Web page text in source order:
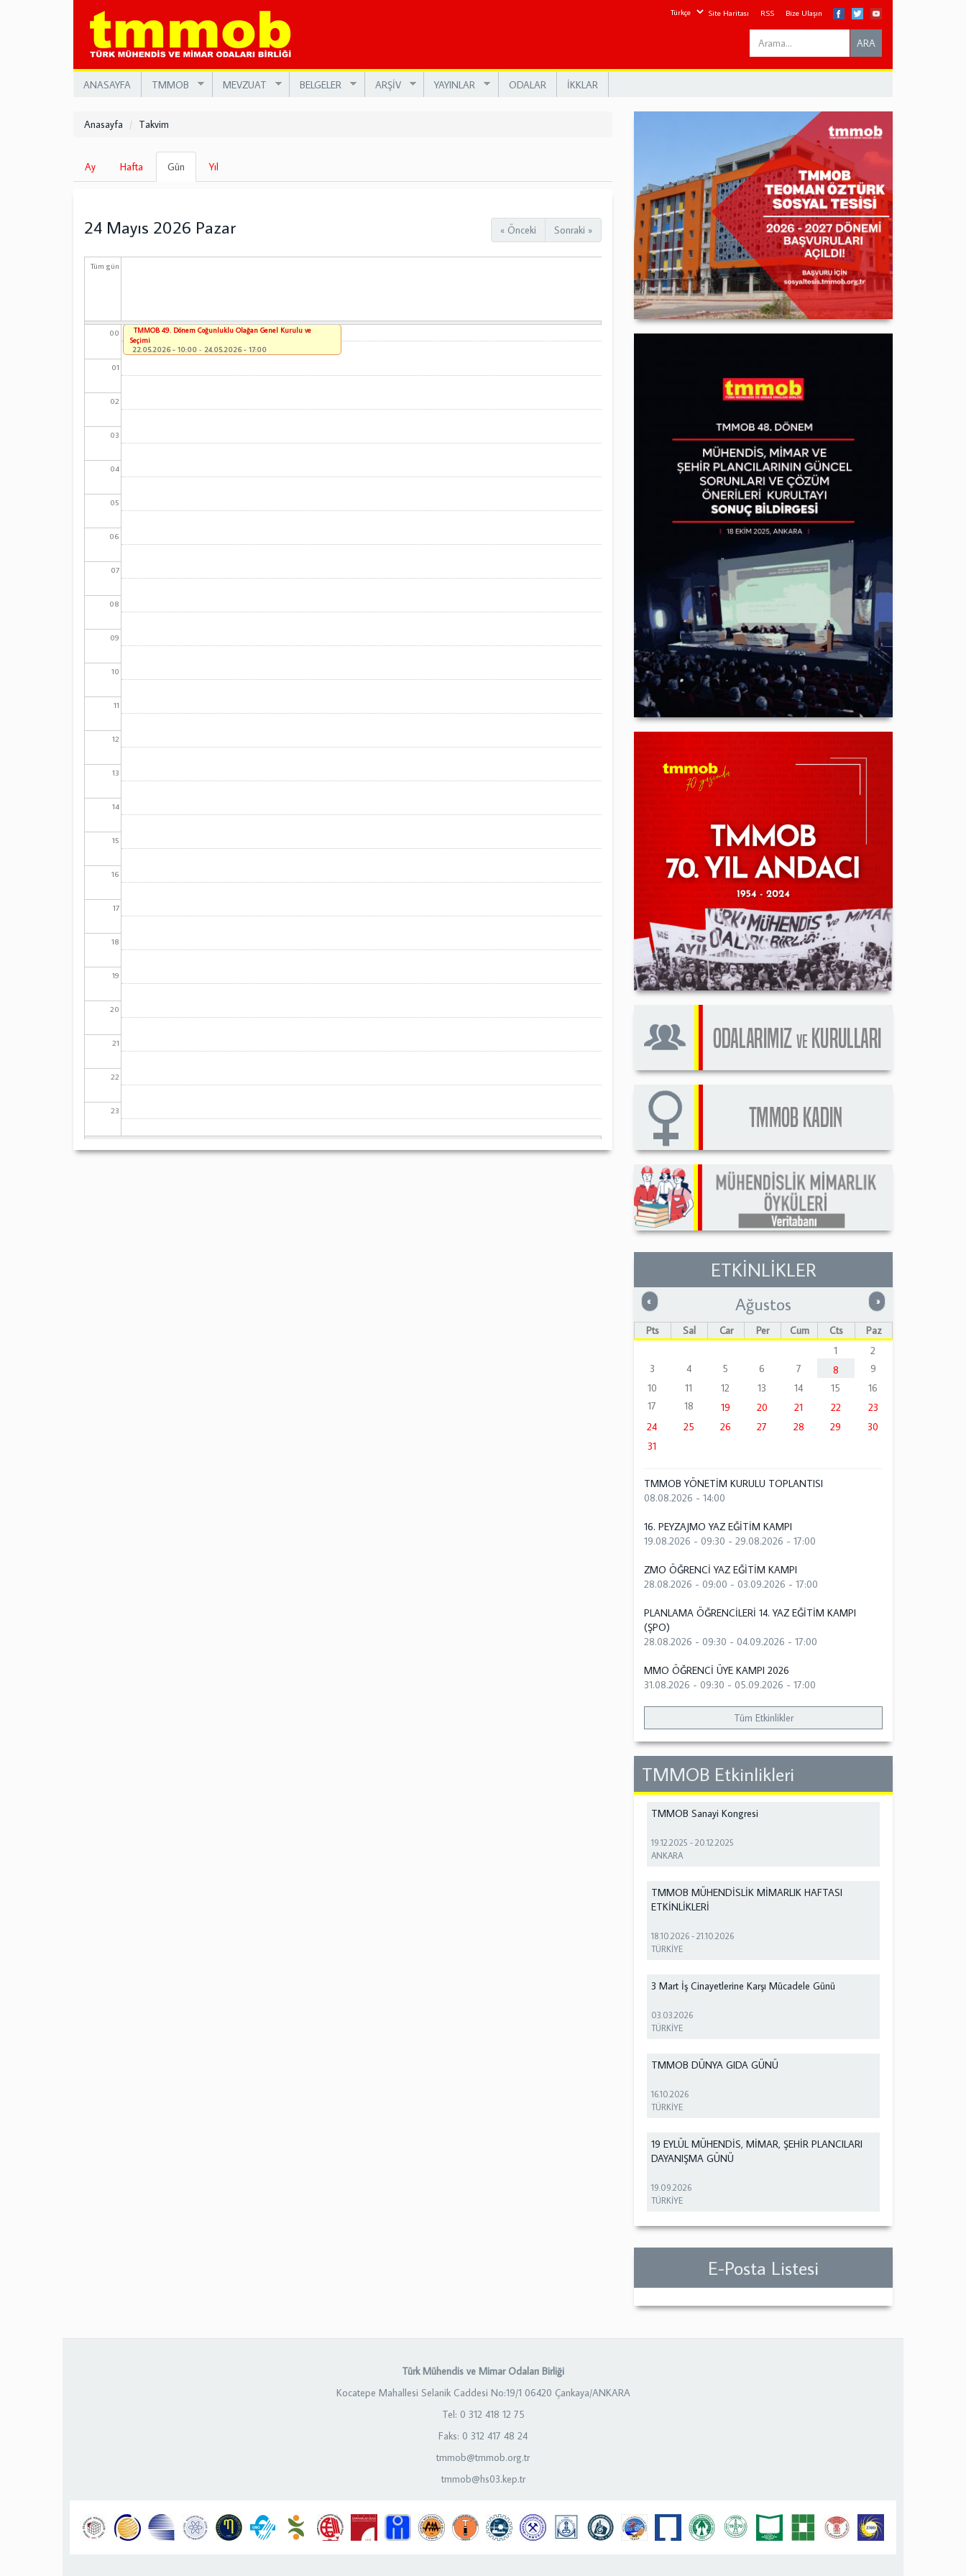
Site Haritası RSS Bize Ulaşın
Search
this
ARA
ANASAYFA TMMOB MEVZUAT BELGELER ARŞİV YAYINLAR ODALAR İKKLAR
Anasayfa Takvim
Birincil
sekmeler
Ay Hafta Gün
sekme)
Yıl
« Önceki Sonraki »
24 Mayıs 2026 Pazar
Tüm gün
00
01
02
03
04
05
06
07
08
09
10
11
12
13
14
15
16
17
18
19
20
21
22
23
TMMOB 49. Dönem Çoğunluklu Olağan Genel Kurulu ve
Seçimi
22.05.2026 - 10:00 - 24.05.2026 - 17:00
ETKİNLİKLER
« Önceki »Sonraki
Ağustos
Pts Sal Çar Per Cum Cts
Paz
1
2
3
4 5 6 7 8
9
10
11 12 13 14 15
16
17
18 19 20 21 22
23
24
25 26 27 28 29
30
31
TMMOB YÖNETİM KURULU TOPLANTISI
08.08.2026 - 14:00
16. PEYZAJMO YAZ EĞİTİM KAMPI
19.08.2026 - 09:30 -29.08.2026 - 17:00
ZMO ÖĞRENCİ YAZ EĞİTİM KAMPI
28.08.2026 - 09:00 -03.09.2026 - 17:00
PLANLAMA ÖĞRENCİLERİ 14. YAZ EĞİTİM KAMPI
(ŞPO)
28.08.2026 - 09:30 -04.09.2026 - 17:00
MMO ÖĞRENCİ ÜYE KAMPI 2026
31.08.2026 - 09:30 -05.09.2026 - 17:00
Tüm Etkinlikler
TMMOB Etkinlikleri
TMMOB Sanayi Kongresi
19.12.2025 -20.12.2025
ANKARA
TMMOB MÜHENDİSLİK MİMARLIK HAFTASI
ETKİNLİKLERİ
18.10.2026 -21.10.2026
TÜRKİYE
3 Mart İş Cinayetlerine Karşı Mücadele Günü
03.03.2026
TÜRKİYE
TMMOB DÜNYA GIDA GÜNÜ
16.10.2026
TÜRKİYE
19 EYLÜL MÜHENDİS, MİMAR, ŞEHİR PLANCILARI
DAYANIŞMA GÜNÜ
19.09.2026
TÜRKİYE
E-Posta Listesi
Türk Mühendis ve Mimar Odaları Birliği
Kocatepe Mahallesi Selanik Caddesi No:19/1 06420 Çankaya/ANKARA
Tel: 0 312 418 12 75
Faks: 0 312 417 48 24
tmmob@tmmob.org.tr
tmmob@hs03.kep.tr